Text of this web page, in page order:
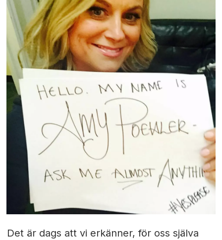
Det är dags att vi erkänner, för oss själva